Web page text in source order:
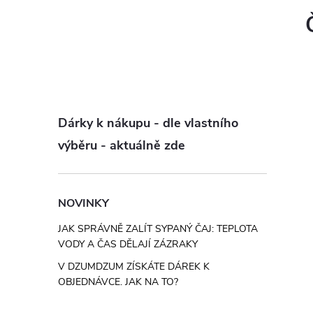
Dárky k nákupu - dle vlastního
výběru - aktuálně zde
NOVINKY
JAK SPRÁVNĚ ZALÍT SYPANÝ ČAJ: TEPLOTA
VODY A ČAS DĚLAJÍ ZÁZRAKY
V DZUMDZUM ZÍSKÁTE DÁREK K
OBJEDNÁVCE. JAK NA TO?